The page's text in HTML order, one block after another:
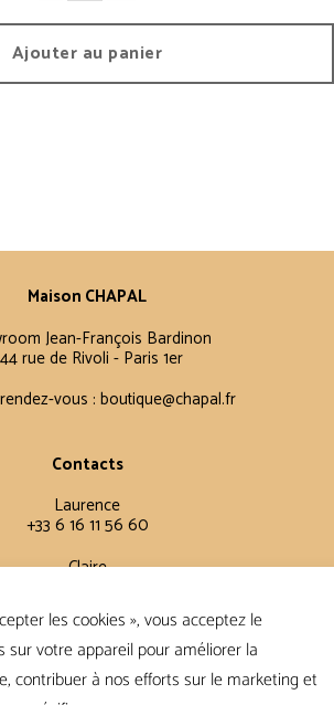
les cookies », vous acceptez le
sur votre appareil pour améliorer la
contribuer à nos efforts sur le marketing et
Ajouter au panier
Maison CHAPAL
Jean-François Bardinon
rue de Rivoli - Paris 1er
vous :boutique@chapal.fr
Contacts
Laurence
+33 6 16 11 56 60
Claire
Conditions Générales
FAQ